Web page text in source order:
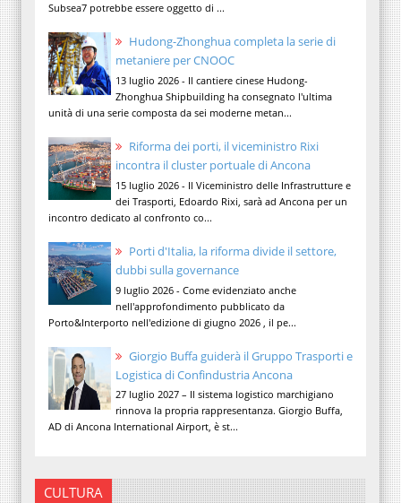
Subsea7 potrebbe essere oggetto di ...
Hudong-Zhonghua completa la serie di
metaniere per CNOOC
13 luglio 2026 - Il cantiere cinese Hudong-
Zhonghua Shipbuilding ha consegnato l'ultima
unità di una serie composta da sei moderne metan...
Riforma dei porti, il viceministro Rixi
incontra il cluster portuale di Ancona
15 luglio 2026 - Il Viceministro delle Infrastrutture e
dei Trasporti, Edoardo Rixi, sarà ad Ancona per un
incontro dedicato al confronto co...
Porti d'Italia, la riforma divide il settore,
dubbi sulla governance
9 luglio 2026 - Come evidenziato anche
nell'approfondimento pubblicato da
Porto&Interporto nell'edizione di giugno 2026 , il pe...
Giorgio Buffa guiderà il Gruppo Trasporti e
Logistica di Confindustria Ancona
27 luglio 2027 – Il sistema logistico marchigiano
rinnova la propria rappresentanza. Giorgio Buffa,
AD di Ancona International Airport, è st...
CULTURA